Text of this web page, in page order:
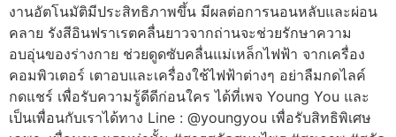
งานอัตโนมัติมีประสิทธิภาพขึ้น มีผลต่อการนอนหลับและผ่อน
คลาย รังสีอินฟราเรตคลื่นยาวจากถ่านจะช่วยรักษาความ
อบอุ่นของร่างกาย ช่วยดูดซับคลื่นแม่เหล็กไฟฟ้า จากเครื่อง
คอมพิวเตอร์ เตาอบและเครื่องใช้ไฟฟ้าต่างๆ อย่าลืมกดไลค์
กดแชร์ เพื่อรับความรู้ดีดีก่อนใคร ได้ที่เพจ Young You และ
เป็นเพื่อนกับเราได้ทาง Line : @youngyou เพื่อรับสิทธิพิเศษ